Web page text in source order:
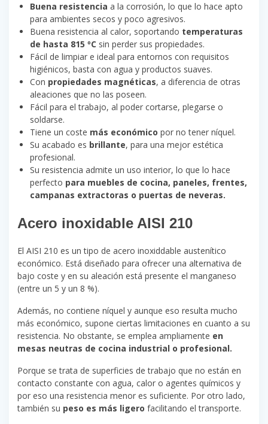
Buena resistencia a la corrosión, lo que lo hace apto
para ambientes secos y poco agresivos.
Buena resistencia al calor, soportando temperaturas
de hasta 815 ºC sin perder sus propiedades.
Fácil de limpiar e ideal para entornos con requisitos
higiénicos, basta con agua y productos suaves.
Con propiedades magnéticas, a diferencia de otras
aleaciones que no las poseen.
Fácil para el trabajo, al poder cortarse, plegarse o
soldarse.
Tiene un coste más económico por no tener níquel.
Su acabado es brillante, para una mejor estética
profesional.
Su resistencia admite un uso interior, lo que lo hace
perfecto para muebles de cocina, paneles, frentes,
campanas extractoras o puertas de neveras.
Acero inoxidable AISI 210
El AISI 210 es un tipo de acero inoxiddable austenítico
económico. Está diseñado para ofrecer una alternativa de
bajo coste y en su aleación está presente el manganeso
(entre un 5 y un 8 %).
Además, no contiene níquel y aunque eso resulta mucho
más económico, supone ciertas limitaciones en cuanto a su
resistencia. No obstante, se emplea ampliamente en
mesas neutras de cocina industrial o profesional.
Porque se trata de superficies de trabajo que no están en
contacto constante con agua, calor o agentes químicos y
por eso una resistencia menor es suficiente. Por otro lado,
también su peso es más ligero facilitando el transporte.